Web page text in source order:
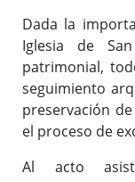
Dada la
Iglesia de
patrimonial,
seguimiento
preservación
el proceso de
Al acto